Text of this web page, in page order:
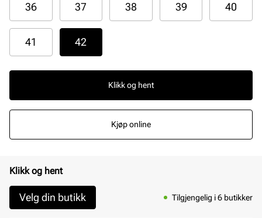
36 37 38 39 40
41 42
Klikk og hent
Kjøp online
Klikk og hent
Velg din butikk Tilgjengelig i 6 butikker